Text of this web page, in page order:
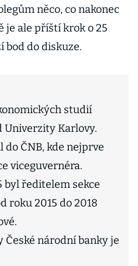
něco, co nakonec
je ale příští krok o 25
bod do diskuze.
studií
Univerzity Karlovy.
ČNB, kde nejprve
viceguvernéra.
byl ředitelem sekce
roku 2015 do 2018
České národní banky je